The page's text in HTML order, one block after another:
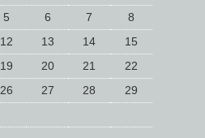
5 6 7
8
12 13 14
15
19 20 21
22
26 27 28
29